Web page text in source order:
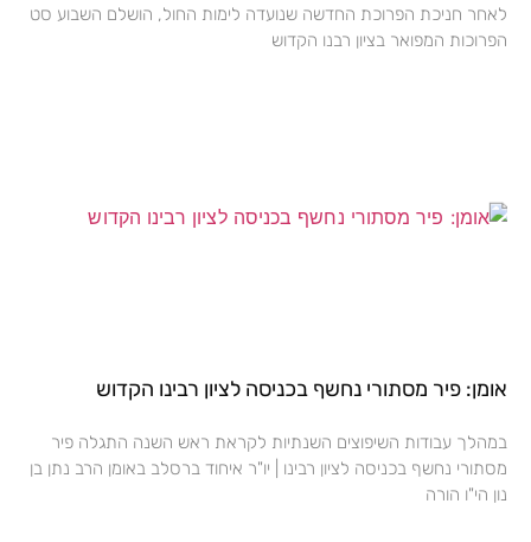
לאחר חניכת הפרוכת החדשה שנועדה לימות החול, הושלם השבוע סט
הפרוכות המפואר בציון רבנו הקדוש
אומן: פיר מסתורי נחשף בכניסה לציון רבינו הקדוש
במהלך עבודות השיפוצים השנתיות לקראת ראש השנה התגלה פיר
מסתורי נחשף בכניסה לציון רבינו | יו"ר איחוד ברסלב באומן הרב נתן בן
נון הי"ו הורה